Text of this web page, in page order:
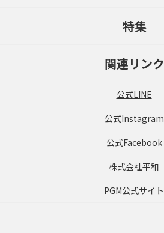
特集
関連リンク
公式LINE
公式Instagram
公式Facebook
株式会社平和
PGM公式サイト